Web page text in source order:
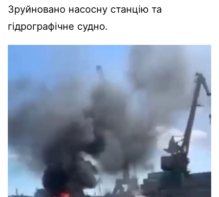
Зруйновано насосну станцію та
гідрографічне судно.